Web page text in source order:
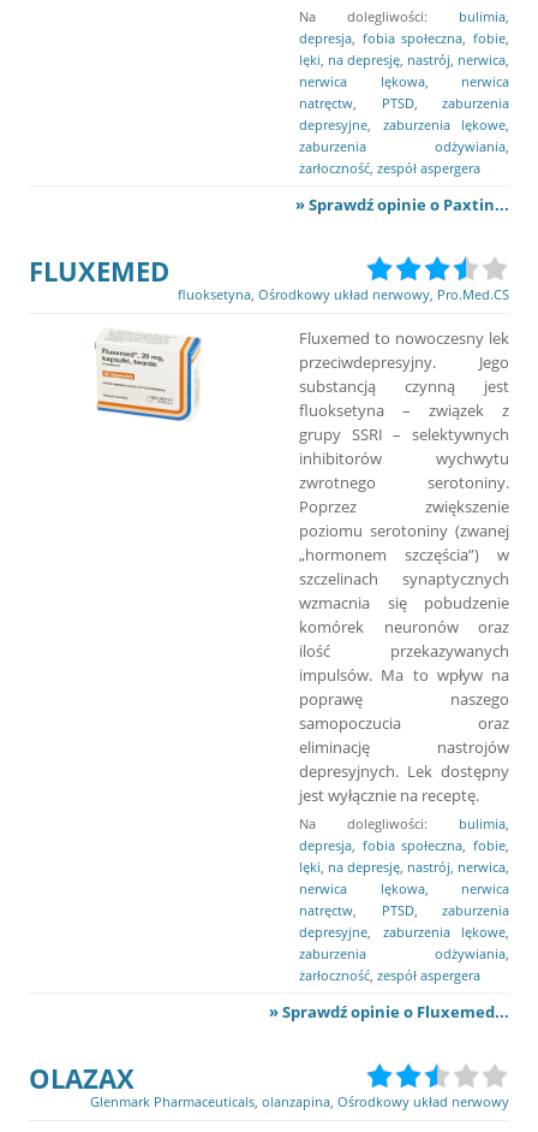
Na dolegliwości: bulimia
depresja fobia społeczna ,fobie
lęki na depresję nastrój nerwica
nerwica lękowa, nerwica
natręctw
PTSD, zaburzenia
depresyjne
zaburzenia lękowe
zaburzenia odżywiania
żarłoczność zespół aspergera
» Sprawdź opinie o Paxtin...
FLUXEMED
fluoksetyna Ośrodkowy układ nerwowy Pro.Med.CS
Fluxemed to nowoczesny lek
przeciwdepresyjny. Jego
substancją czynną jest
fluoksetyna – związek z
grupy SSRI – selektywnych
inhibitorów wychwytu
zwrotnego serotoniny.
Poprzez zwiększenie
poziomu serotoniny (zwanej
„hormonem szczęścia”) w
szczelinach synaptycznych
wzmacnia się pobudzenie
komórek neuronów oraz
ilość przekazywanych
impulsów. Ma to wpływ na
poprawę naszego
samopoczucia oraz
eliminację nastrojów
depresyjnych. Lek dostępny
jest wyłącznie na receptę.
Na dolegliwości: bulimia
depresja fobia społeczna ,fobie
lęki na depresję nastrój nerwica
nerwica lękowa, nerwica
natręctw
PTSD, zaburzenia
depresyjne
zaburzenia lękowe
zaburzenia odżywiania
żarłoczność zespół aspergera
» Sprawdź opinie o Fluxemed...
OLAZAX
Glenmark Pharmaceuticals olanzapina Ośrodkowy układ nerwowy